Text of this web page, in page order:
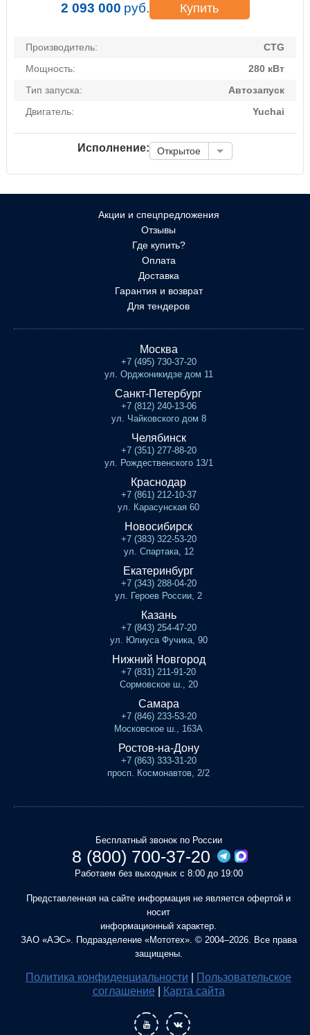
2 093 000 руб. Купить
Производитель:
CTG
Мощность:
280 кВт
Тип запуска:
Автозапуск
Двигатель:
Yuchai
Исполнение: Открытое
Акции и спецпредложения
Отзывы
Где купить?
Оплата
Доставка
Гарантия и возврат
Для тендеров
Москва
+7 (495) 730-37-20
ул. Орджоникидзе дом 11
Санкт-Петербург
+7 (812) 240-13-06
ул. Чайковского дом 8
Челябинск
+7 (351) 277-88-20
ул. Рождественского 13/1
Краснодар
+7 (861) 212-10-37
ул. Карасунская 60
Новосибирск
+7 (383) 322-53-20
ул. Спартака, 12
Екатеринбург
+7 (343) 288-04-20
ул. Героев России, 2
Казань
+7 (843) 254-47-20
ул. Юлиуса Фучика, 90
Нижний Новгород
+7 (831) 211-91-20
Сормовское ш., 20
Самара
+7 (846) 233-53-20
Московское ш., 163А
Ростов-на-Дону
+7 (863) 333-31-20
просп. Космонавтов, 2/2
Бесплатный звонок по России
8 (800) 700-37-20
Работаем без выходных с 8:00 до 19:00
Представленная на сайте информация не является офертой и
носит
информационный характер.
ЗАО «АЭС». Подразделение «Мототех». © 2004–2026. Все права
защищены.
Политика конфиденциальности
Пользовательское
соглашение
Карта сайта